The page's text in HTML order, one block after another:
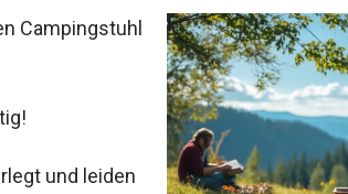
Campingstuhl
und leiden